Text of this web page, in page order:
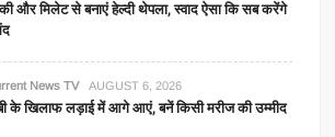
और मिलेट से बनाएं हेल्दी थेपला, स्वाद ऐसा कि सब करेंगे
News TV AUGUST 6, 2026
के खिलाफ लड़ाई में आगे आएं, बनें किसी मरीज की उम्मीद